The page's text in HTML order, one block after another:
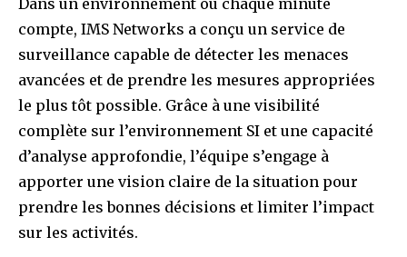
compte, IMS Networks a conçu un service de
surveillance capable de détecter les menaces
avancées et de prendre les mesures appropriées
le plus tôt possible. Grâce à une visibilité
complète sur l’environnement SI et une capacité
d’analyse approfondie, l’équipe s’engage à
apporter une vision claire de la situation pour
prendre les bonnes décisions et limiter l’impact
sur les activités.